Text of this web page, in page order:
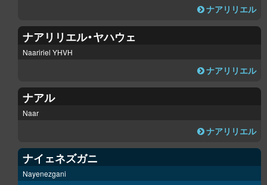
ナアリリエル
ナアリリエル・ヤハウェ
Naaririel YHVH
ナアリリエル
ナアル
Naar
ナアリリエル
ナイェネズガニ
Nayenezgani